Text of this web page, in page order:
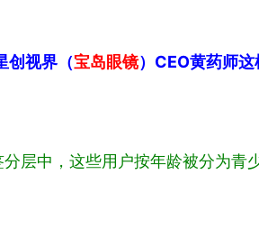
创视界（宝岛眼镜）CEO黄药师
层中，这些用户按年龄被分为青